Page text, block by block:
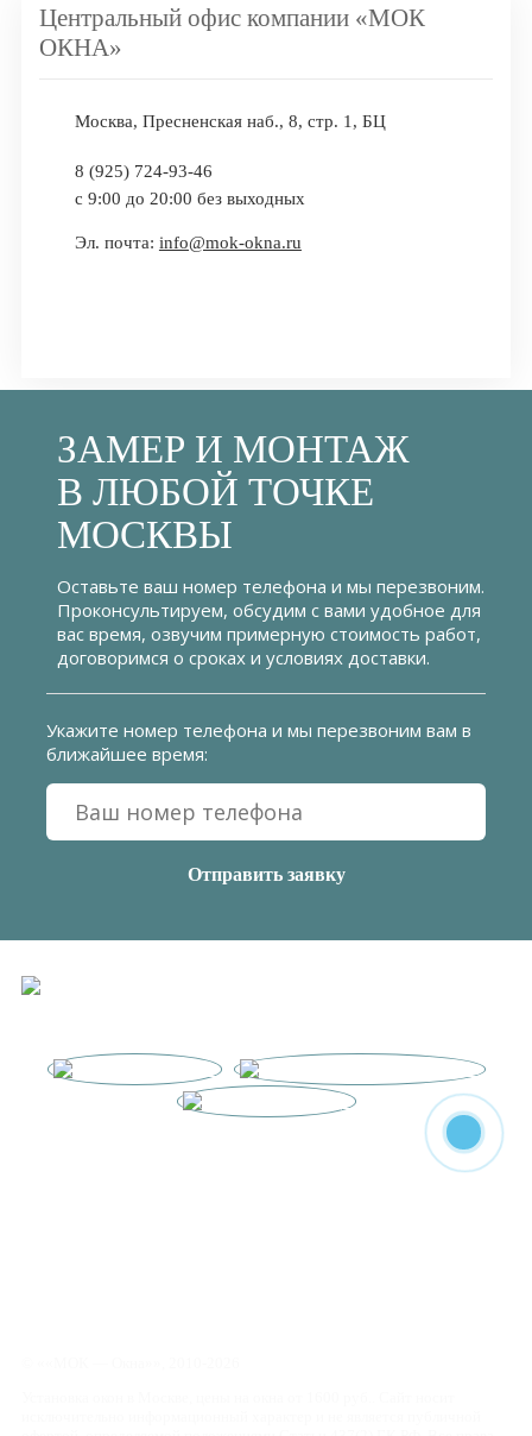
Центральный офис компании «МОК
ОКНА»
Москва, Пресненская наб., 8, стр. 1, БЦ
8 (925) 724-93-46
c 9:00 до 20:00 без выходных
Эл. почта: info@mok-okna.ru
ЗАМЕР И МОНТАЖ
В ЛЮБОЙ ТОЧКЕ
МОСКВЫ
Оставьте ваш номер телефона и мы перезвоним.
Проконсультируем, обсудим с вами удобное для
вас время, озвучим примерную стоимость работ,
договоримся о сроках и условиях доставки.
Укажите номер телефона и мы перезвоним вам в
ближайшее время: